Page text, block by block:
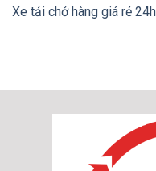
Xe tải chở hàng giá rẻ 24h